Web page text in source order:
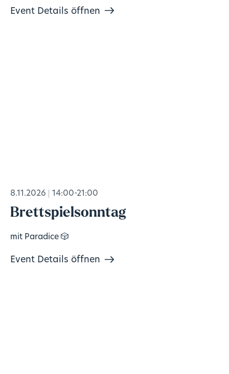
Event Details öffnen
8.11.2026 14:00-21:00
Brettspielsonntag
mit Paradice 🎲
Event Details öffnen